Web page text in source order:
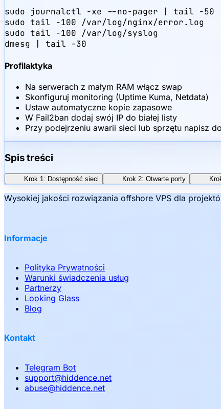
sudo journalctl -xe --no-pager | tail -50
sudo tail -100 /var/log/nginx/error.log
sudo tail -100 /var/log/syslog
dmesg | tail -30
Profilaktyka
Na serwerach z małym RAM włącz swap
Skonfiguruj monitoring (Uptime Kuma, Netdata)
Ustaw automatyczne kopie zapasowe
W Fail2ban dodaj swój IP do białej listy
Przy podejrzeniu awarii sieci lub sprzętu napisz
Spis treści
Krok 1: Dostępność sieci Krok 2: Otwarte porty
Wysokiej jakości rozwiązania offshore VPS dla
Informacje
Polityka Prywatności
Warunki świadczenia usług
Partnerzy
Looking Glass
Blog
Kontakt
Telegram Bot
support@hiddence.net
abuse@hiddence.net